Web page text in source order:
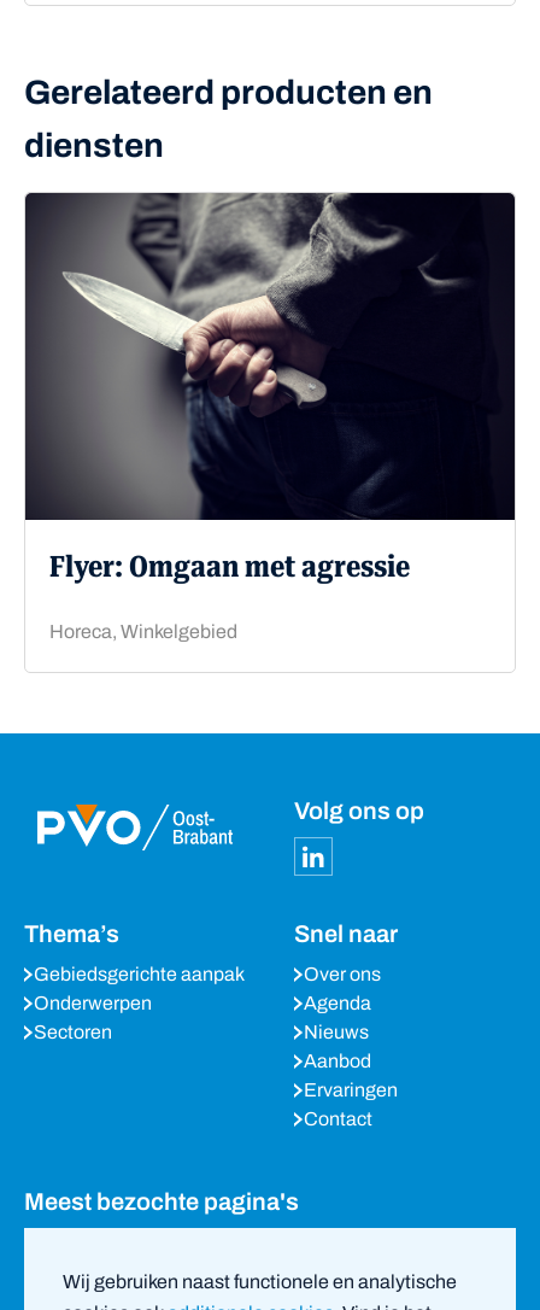
Wij gebruiken naast functionele en analytische
Gerelateerd producten en
diensten
Flyer: Omgaan met agressie
Horeca, Winkelgebied
Volg ons op
Thema’s
Gebiedsgerichte aanpak
Onderwerpen
Sectoren
Snel naar
Over ons
Agenda
Nieuws
Aanbod
Ervaringen
Contact
Meest bezochte pagina's
Nieuws